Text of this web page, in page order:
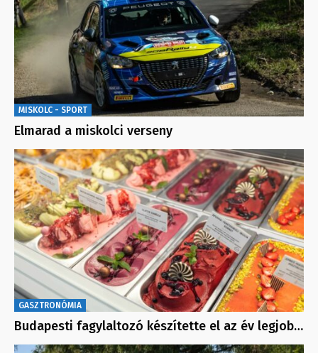
MISKOLC - SPORT
Elmarad a miskolci verseny
GASZTRONÓMIA
Budapesti fagylaltozó készítette el az év legjob…